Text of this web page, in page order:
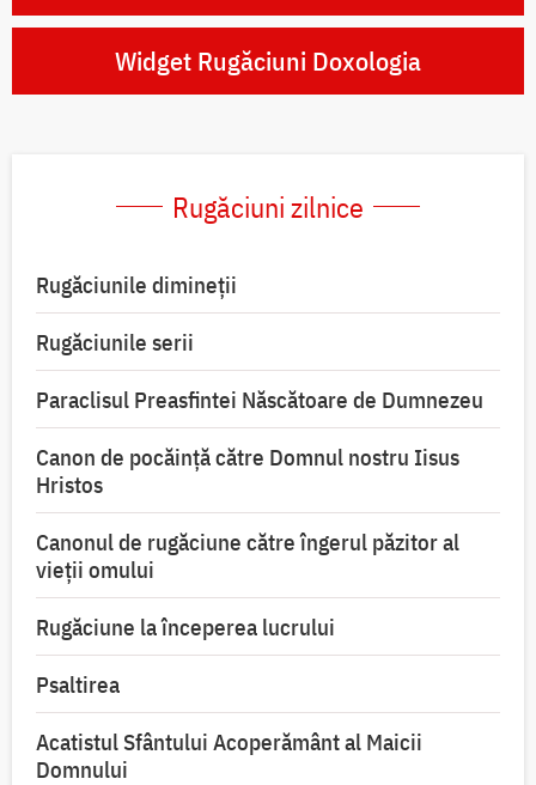
Widget Rugăciuni Doxologia
Rugăciuni zilnice
Rugăciunile dimineții
Rugăciunile serii
Paraclisul Preasfintei Născătoare de Dumnezeu
Canon de pocăință către Domnul nostru Iisus
Hristos
Canonul de rugăciune către îngerul păzitor al
vieții omului
Rugăciune la începerea lucrului
Psaltirea
Acatistul Sfântului Acoperământ al Maicii
Domnului